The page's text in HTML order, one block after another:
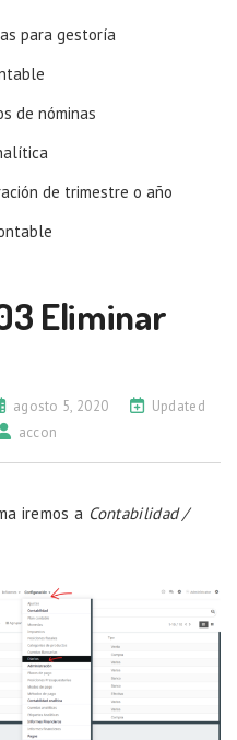
para gestoría
de nóminas
de trimestre o año
Eliminar
agosto 5, 2020
Updated
accon
iremos a Contabilidad /